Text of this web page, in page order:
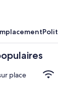
place